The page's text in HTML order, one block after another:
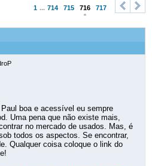
1 ... 714 715 716 717
<
boa e acessível eu sempre
Uma pena que não existe mais,
no mercado de usados. Mas, é
todos os aspectos. Se encontrar,
Qualquer coisa coloque o link do